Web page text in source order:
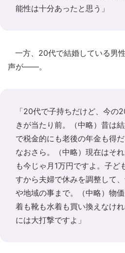
能性は十分あったと思う」
一方、20代で結婚している男
声が――。
「20代で子持ちだけど、今の
きが当たり前。（中略）昔は
で税金的にも老後の年金も得
なおさら。（中略）現在はそ
も今じゃ月1万円ですよ。子ど
すから夫婦で休みを調整して
や地域の事まで。（中略）物
着も靴も水着も買い換えなけ
には大打撃ですよ」